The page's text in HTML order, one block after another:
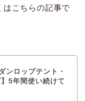
はこちらの記事で
ンロップテント・
5年間使い続けて